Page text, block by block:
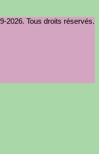
2026. Tous droits réservés.